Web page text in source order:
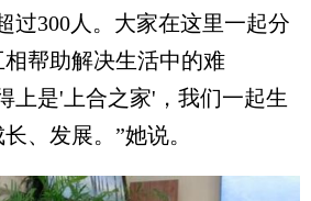
过300人。大家在这里一起分
帮助解决生活中的难
上是'上合之家'，我们一起生
、发展。”她说。